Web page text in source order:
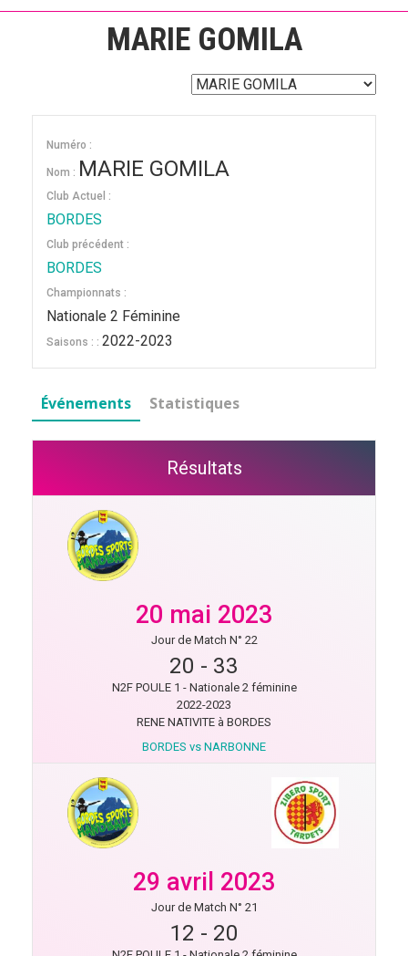
MARIE GOMILA
Numéro :
Nom : MARIE GOMILA
Club Actuel :
BORDES
Club précédent :
BORDES
Championnats :
Nationale 2 Féminine
Saisons : : 2022-2023
Événements Statistiques
Résultats
20 mai 2023
Jour de Match N° 22
20 - 33
N2F POULE 1 - Nationale 2 féminine
2022-2023
RENE NATIVITE à BORDES
BORDES vs NARBONNE
29 avril 2023
Jour de Match N° 21
12 - 20